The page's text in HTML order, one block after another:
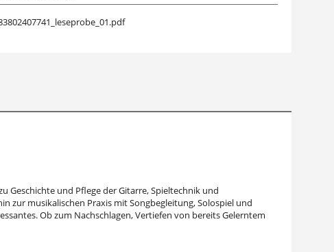
Geschichte und Pflege der Gitarre, Spieltechnik und
zur musikalischen Praxis mit Songbegleitung, Solospiel und
Ob zum Nachschlagen, Vertiefen von bereits Gelerntem